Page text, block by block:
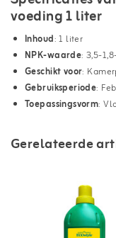
voeding 1 liter
Inhoud: 1 liter
NPK-waarde: 3,5-
Geschikt voor:
Gebruiksperiode:
Toepassingsvorm:
Gerelateerde